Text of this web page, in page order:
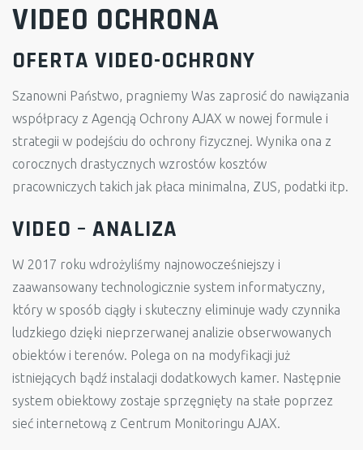
VIDEO OCHRONA
OFERTA VIDEO-OCHRONY
Szanowni Państwo, pragniemy Was zaprosić do nawiązania
współpracy z Agencją Ochrony AJAX w nowej formule i
strategii w podejściu do ochrony fizycznej. Wynika ona z
corocznych drastycznych wzrostów kosztów
pracowniczych takich jak płaca minimalna, ZUS, podatki itp.
VIDEO – ANALIZA
W 2017 roku wdrożyliśmy najnowocześniejszy i
zaawansowany technologicznie system informatyczny,
który w sposób ciągły i skuteczny eliminuje wady czynnika
ludzkiego dzięki nieprzerwanej analizie obserwowanych
obiektów i terenów. Polega on na modyfikacji już
istniejących bądź instalacji dodatkowych kamer. Następnie
system obiektowy zostaje sprzęgnięty na stałe poprzez
sieć internetową z Centrum Monitoringu AJAX.